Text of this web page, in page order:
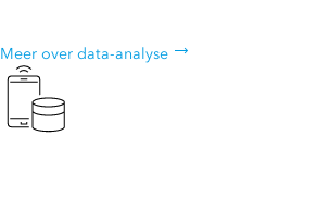
Meer over data-analyse